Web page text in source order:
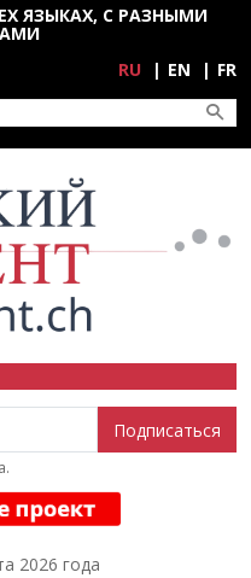
ЯЗЫКАХ, С РАЗНЫМИ
RU EN FR
2026 года